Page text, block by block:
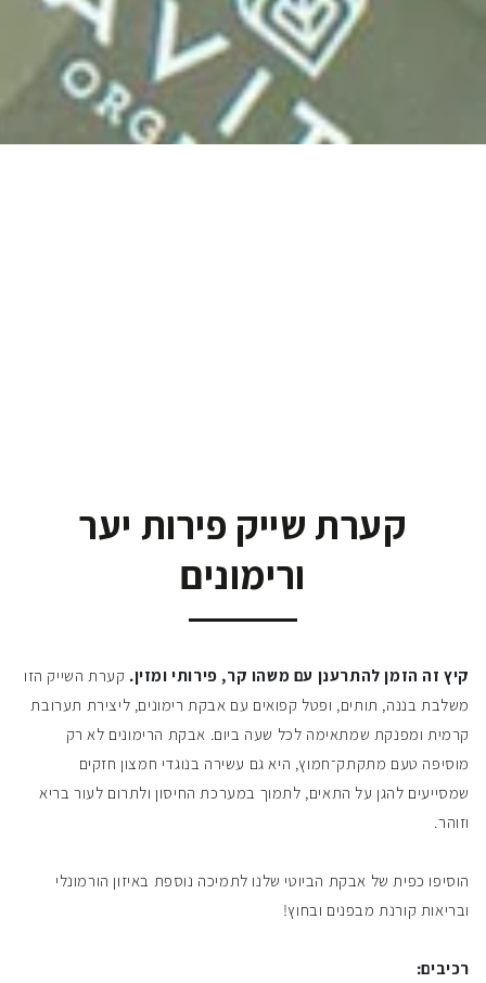
קערת שייק פירות יער
ורימונים
קיץ זה הזמן להתרענן עם משהו קר, פירותי ומזין. קערת השייק הזו
משלבת בננה, תותים, ופטל קפואים עם אבקת רימונים, ליצירת תערובת
קרמית ומפנקת שמתאימה לכל שעה ביום. אבקת הרימונים לא רק
מוסיפה טעם מתקתק־חמוץ, היא גם עשירה בנוגדי חמצון חזקים
שמסייעים להגן על התאים, לתמוך במערכת החיסון ולתרום לעור בריא
וזוהר.
הוסיפו כפית של אבקת הביוטי שלנו לתמיכה נוספת באיזון הורמונלי
ובריאות קורנת מבפנים ובחוץ!
רכיבים: